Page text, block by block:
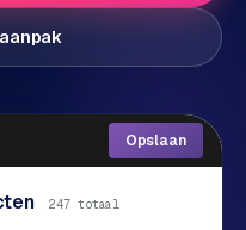
Opslaan
247 totaal